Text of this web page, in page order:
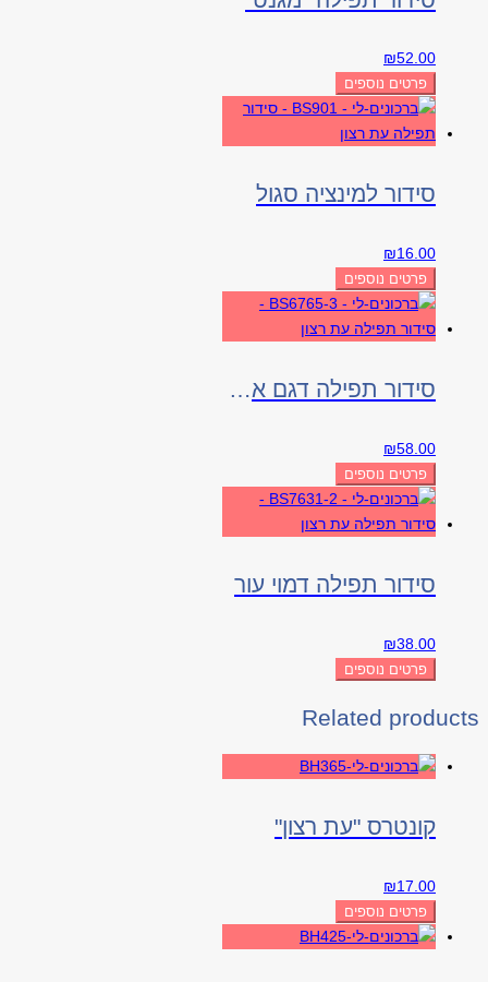
₪52.00
פרטים נוספים
סידור למינציה סגול
₪16.00
פרטים נוספים
סידור תפילה דגם ארנק
₪58.00
פרטים נוספים
סידור תפילה דמוי עור
₪38.00
פרטים נוספים
Related products
קונטרס "עת רצון"
₪17.00
פרטים נוספים